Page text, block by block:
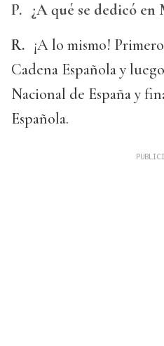
P. ¿A qué se dedicó en
R. ¡A lo mismo!
Cadena Española y
Nacional de España y
Española.